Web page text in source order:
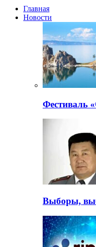
Главная
Новости
Фестиваль
Выборы,